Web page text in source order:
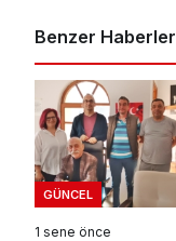
Benzer Haberler
GÜNCEL
1 sene önce